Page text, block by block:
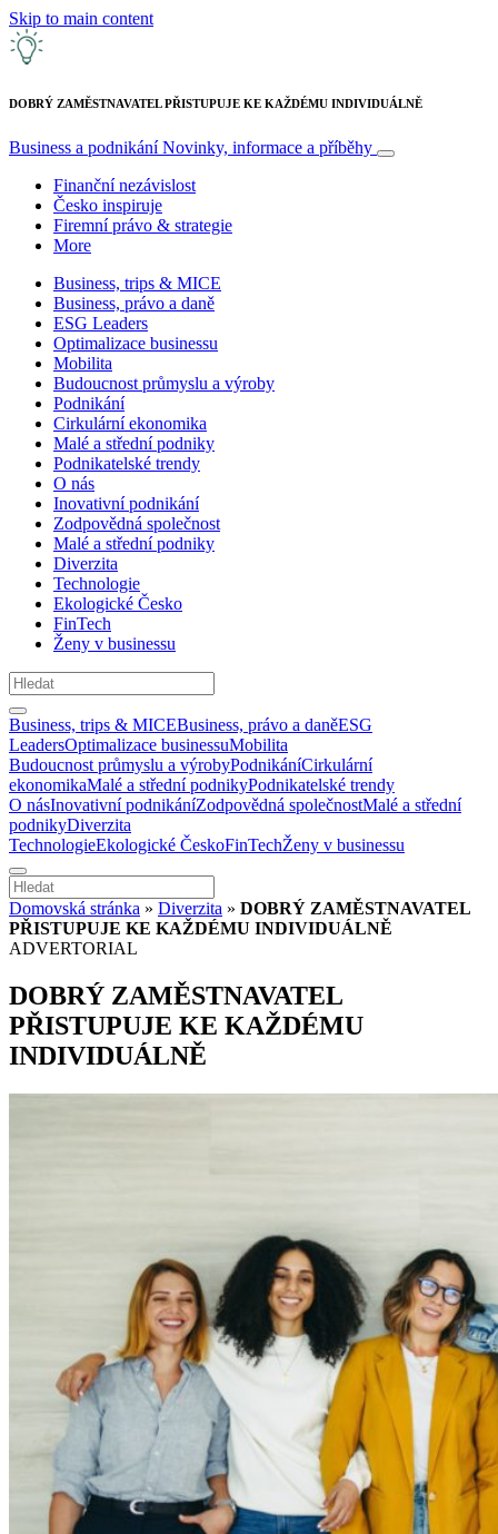
Skip to main content
DOBRÝ ZAMĚSTNAVATEL PŘISTUPUJE KE KAŽDÉMU INDIVIDUÁLNĚ
Business a podnikáníNovinky, informace a příběhy
Finanční nezávislost
Česko inspiruje
Firemní právo & strategie
More
Business, trips & MICE
Business, právo a daně
ESG Leaders
Optimalizace businessu
Mobilita
Budoucnost průmyslu a výroby
Podnikání
Cirkulární ekonomika
Malé a střední podniky
Podnikatelské trendy
O nás
Inovativní podnikání
Zodpovědná společnost
Malé a střední podniky
Diverzita
Technologie
Ekologické Česko
FinTech
Ženy v businessu
Business, trips & MICEBusiness, právo a daněESG
LeadersOptimalizace businessuMobilita
Budoucnost průmyslu a výrobyPodnikáníCirkulární
ekonomikaMalé a střední podnikyPodnikatelské trendy
O násInovativní podnikáníZodpovědná společnostMalé a střední
podnikyDiverzita
TechnologieEkologické ČeskoFinTechŽeny v businessu
Domovská stránka » Diverzita » DOBRÝ ZAMĚSTNAVATEL
PŘISTUPUJE KE KAŽDÉMU INDIVIDUÁLNĚ
ADVERTORIAL
DOBRÝ ZAMĚSTNAVATEL
PŘISTUPUJE KE KAŽDÉMU
INDIVIDUÁLNĚ